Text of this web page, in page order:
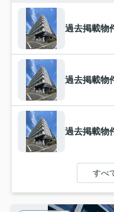
過去掲載物
過去掲載物
過去掲載物
すべ